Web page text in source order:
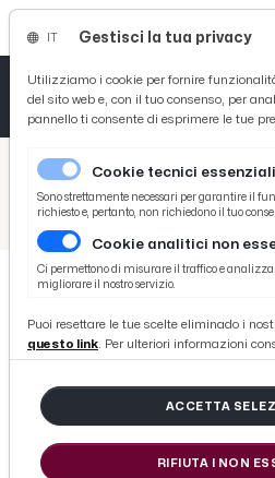
/ Picenotime
/ Salute
L'intestino del tuo bambino parla al suo
L'intestino del tuo
al suo cervello:
l'ADHD
di Redazione Picenotime
Gestisci la tua privacy
Utilizziamo i cookie per fornire
del sito web e, con il tuo consenso, per
pannello ti consente di esprimere le tue
Cookie tecnici essenziali
Sono strettamente necessari per garantire il
richiesto e, pertanto, non richiedono il tuo
Cookie analitici non
Ci permettono di misurare il traffico e
migliorare il nostro servizio.
Puoi resettare le tue scelte eliminado i
questo link. Per ulteriori informazioni
ACCETTA
RIFIUTA I NON
Tutto News
Tutto Sport
Basket
Ciclismo
Tutto Curiosità